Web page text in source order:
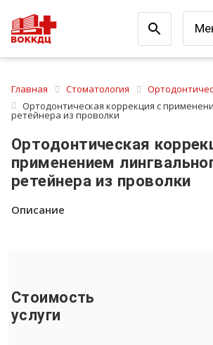
Главная Стоматология
Ортодонтическая коррекция с
ретейнера из проволки
Ортодонтическая
применением
ретейнера из проволки
Описание
Стоимость
услуги